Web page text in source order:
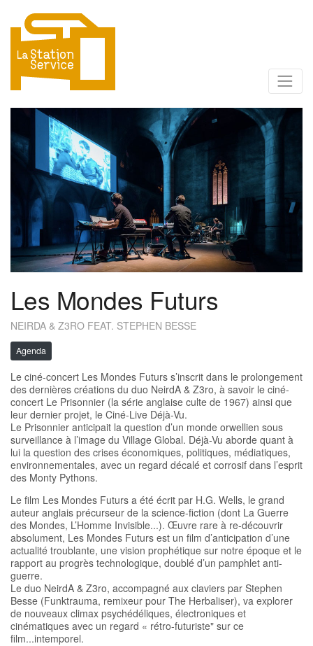
Les Mondes Futurs
NEIRDA & Z3RO FEAT. STEPHEN BESSE
Agenda
Le ciné-concert Les Mondes Futurs s’inscrit dans le prolongement
des dernières créations du duo NeirdA & Z3ro, à savoir le ciné-
concert Le Prisonnier (la série anglaise culte de 1967) ainsi que
leur dernier projet, le Ciné-Live Déjà-Vu.
Le Prisonnier anticipait la question d’un monde orwellien sous
surveillance à l’image du Village Global. Déjà-Vu aborde quant à
lui la question des crises économiques, politiques, médiatiques,
environnementales, avec un regard décalé et corrosif dans l’esprit
des Monty Pythons.
Le film Les Mondes Futurs a été écrit par H.G. Wells, le grand
auteur anglais précurseur de la science-fiction (dont La Guerre
des Mondes, L’Homme Invisible...). Œuvre rare à re-découvrir
absolument, Les Mondes Futurs est un film d’anticipation d’une
actualité troublante, une vision prophétique sur notre époque et le
rapport au progrès technologique, doublé d’un pamphlet anti-
guerre.
Le duo NeirdA & Z3ro, accompagné aux claviers par Stephen
Besse (Funktrauma, remixeur pour The Herbaliser), va explorer
de nouveaux climax psychédéliques, électroniques et
cinématiques avec un regard « rétro-futuriste" sur ce
film...intemporel.